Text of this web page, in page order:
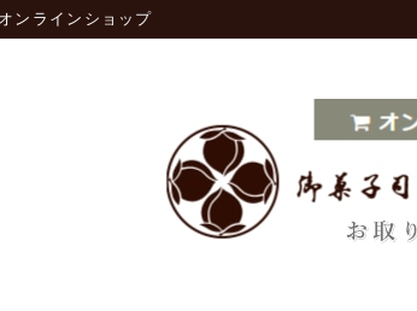
ンラインショップ